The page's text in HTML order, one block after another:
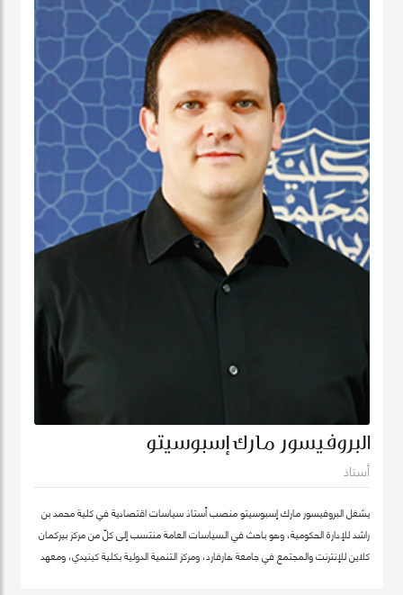
نائب العميد ومدير برنامج الماجستير في إدارة الأعمال. شاركت بنشاط في لجان الاعتماد
ولجان الاعتماد في كل من الإمارات العربية المتحدة وألمانيا، بالإضافة إلى مهامها في
التواصل مع المؤسسات. عاشت في الولايات المتحدة الأمريكية والهند وتايوان وألمانيا.
البروفيسور ستيفنز عضو في العديد من المجالس الاستشارية، وهي جزء من مجموعتي
عمل حول أخلاقيات الذكاء الاصطناعي في IEEE SA
البروفيسور مارك إسبوسيتو
أستاذ
يشغل البروفيسور مارك إسبوسيتو منصب أستاذ سياسات اقتصادية في كلية محمد بن
راشد للإدارة الحكومية، وهو باحث في السياسات العامة منتسب إلى كلّ من مركز بيركمان
كلاين للإنترنت والمجتمع في جامعة هارفارد، ومركز التنمية الدولية بكلية كينيدي، ومعهد